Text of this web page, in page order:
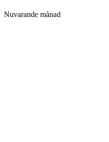
Nuvarande månad